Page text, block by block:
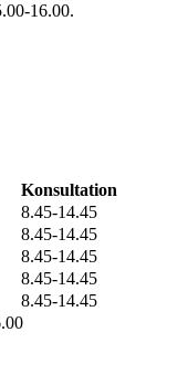
16.00.
Konsultation
8.45-14.45
8.45-14.45
8.45-14.45
8.45-14.45
8.45-14.45